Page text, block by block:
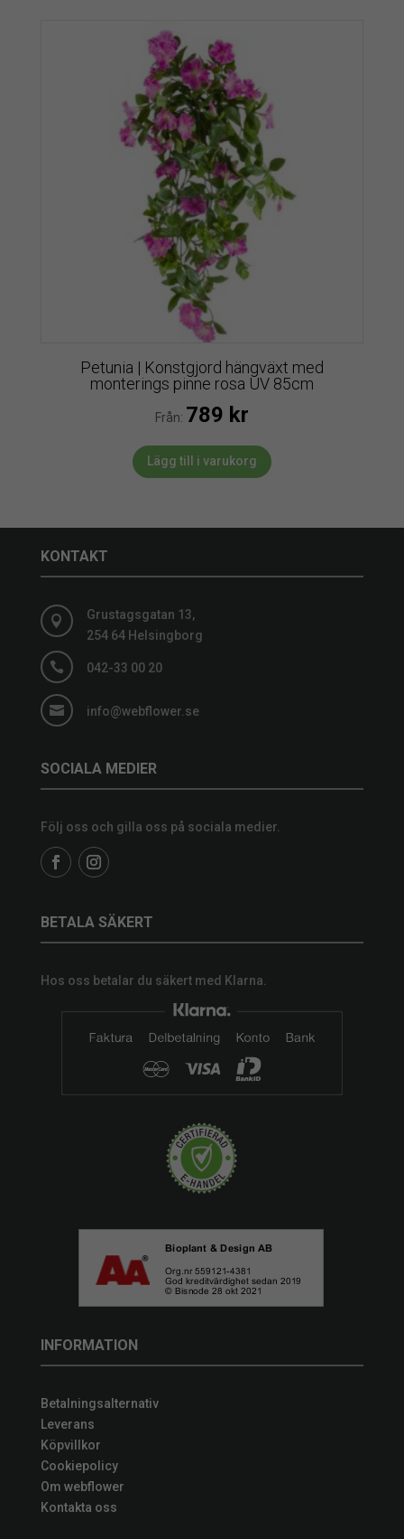
Petunia | Konstgjord hängväxt med
monterings pinne rosa UV 85cm
Från: 789 kr
Lägg till i varukorg
KONTAKT

Grustagsgatan 13,
254 64 Helsingborg
 042-33 00 20
 info@webflower.se
SOCIALA MEDIER
Följ oss och gilla oss på sociala medier.
BETALA SÄKERT
Hos oss betalar du säkert med Klarna.
INFORMATION
Betalningsalternativ
Leverans
Köpvillkor
Cookiepolicy
Om webflower
Kontakta oss